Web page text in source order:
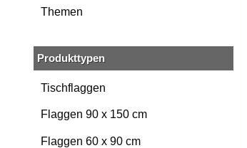
Themen
Produkttypen
Tischflaggen
Flaggen 90 x 150 cm
Flaggen 60 x 90 cm